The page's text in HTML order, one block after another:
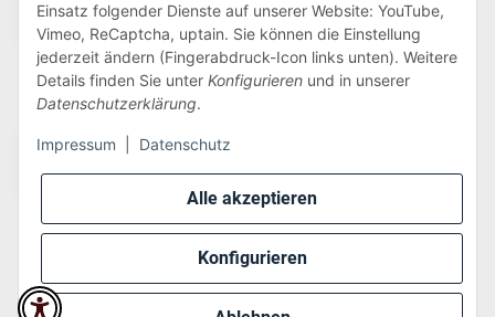
Alle akzeptieren
Konfigurieren
Einsatz folgender Dienste auf unserer Website: YouTube,
Vimeo, ReCaptcha, uptain. Sie können die Einstellung
jederzeit ändern (Fingerabdruck-Icon links unten). Weitere
Details finden Sie unter Konfigurieren und in unserer
Datenschutzerklärung.
Impressum Datenschutz
Wir versenden via:
* Alle Preise inkl. gesetzlicher USt., zzgl.Versand